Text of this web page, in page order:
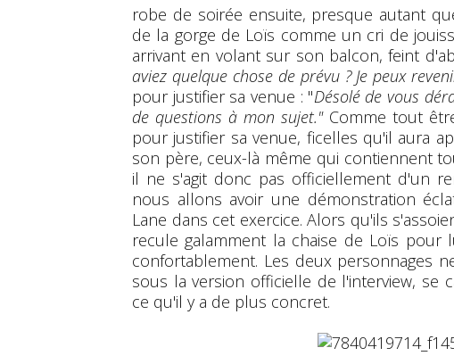
robe de soirée ensuite, presque autant
de la gorge de Loïs comme un cri de
arrivant en volant sur son balcon, feint
aviez quelque chose de prévu ? Je peux
pour justifier sa venue : "Désolé de vous
de questions à mon sujet."Comme tout
pour justifier sa venue, ficelles qu'il aura
son père, ceux-là même qui contiennent
il ne s'agit donc pas officiellement d'un
nous allons avoir une démonstration
Lane dans cet exercice. Alors qu'ils
recule galamment la chaise de Loïs
confortablement. Les deux personnages
sous la version officielle de l'interview, se
ce qu'il y a de plus concret.